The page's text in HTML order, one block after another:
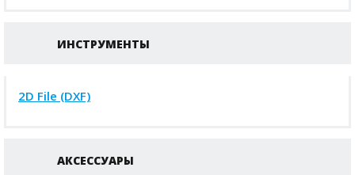
ИНСТРУМЕНТЫ
2D File (DXF)
АКСЕССУАРЫ